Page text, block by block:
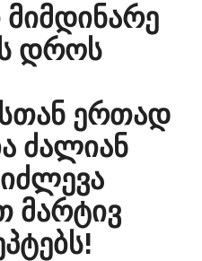
დროს
ერთად
ძალიან
მარტივ